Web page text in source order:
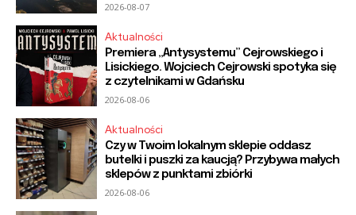
2026-08-07
Aktualności
Premiera „Antysystemu” Cejrowskiego i
Lisickiego. Wojciech Cejrowski spotyka się
z czytelnikami w Gdańsku
2026-08-06
Aktualności
Czy w Twoim lokalnym sklepie oddasz
butelki i puszki za kaucją? Przybywa małych
sklepów z punktami zbiórki
2026-08-06